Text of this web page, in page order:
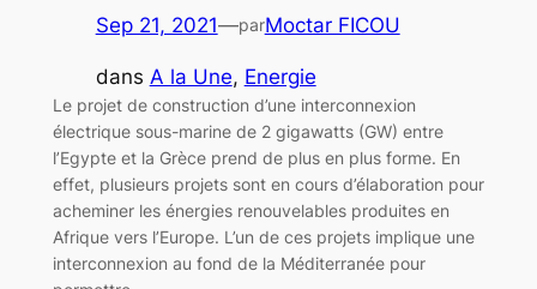
Sep 21, 2021—parMoctar FICOU
dans A la Une, Energie
Le projet de construction d’une interconnexion
électrique sous-marine de 2 gigawatts (GW) entre
l’Egypte et la Grèce prend de plus en plus forme. En
effet, plusieurs projets sont en cours d’élaboration pour
acheminer les énergies renouvelables produites en
Afrique vers l’Europe. L’un de ces projets implique une
interconnexion au fond de la Méditerranée pour